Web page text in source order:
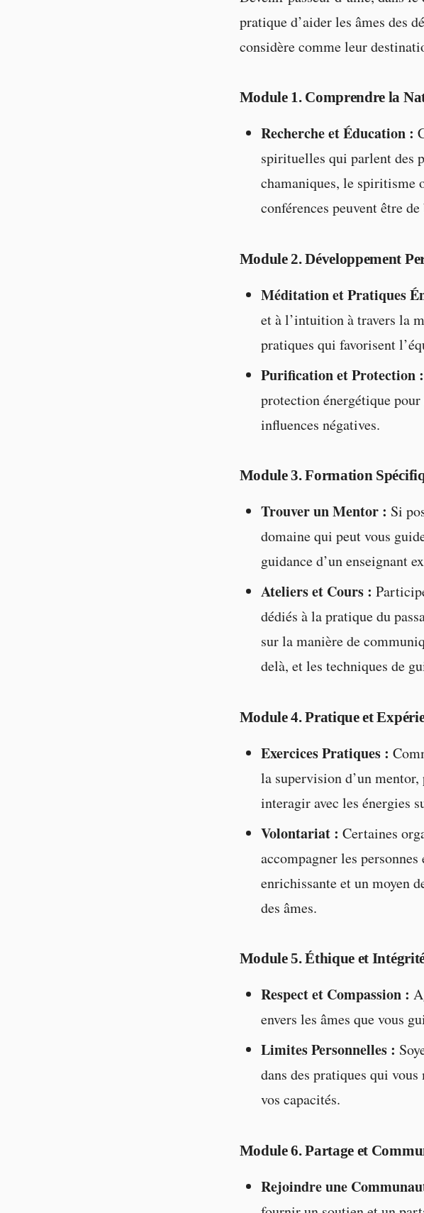
pratique d’aider les âmes des
considère comme leur
Module 1. Comprendre la
Recherche et Éducation :
spirituelles qui parlent des
chamaniques, le spiritisme
conférences peuvent être
Module 2. Développement
Méditation et Pratiques
et à l’intuition à travers la
pratiques qui favorisent
Purification et Protection :
protection énergétique
influences négatives.
Module 3. Formation
Trouver un Mentor : Si
domaine qui peut vous
guidance d’un enseignant
Ateliers et Cours :
dédiés à la pratique du
sur la manière de
delà, et les techniques de
Module 4. Pratique et
Exercices Pratiques :
la supervision d’un
interagir avec les énergies
Volontariat : Certaines
accompagner les
enrichissante et un moyen
des âmes.
Module 5. Éthique et
Respect et Compassion :
envers les âmes que vous
Limites Personnelles :
dans des pratiques qui
vos capacités.
Module 6. Partage et
Rejoindre une